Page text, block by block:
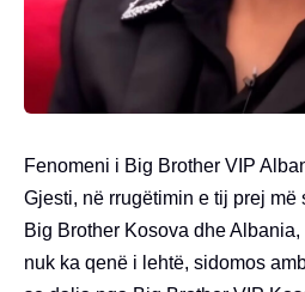
Fenomeni i Big Brother VIP
Gjesti, në rrugëtimin e tij prej më
Big Brother Kosova dhe
nuk ka qenë i lehtë, sidomos